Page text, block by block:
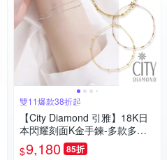
雙11爆款38折起
【City Diamond 引雅】18K日
本閃耀刻面K金手鍊-多款多色
任選(東京Yuki表參道系列)
$9,180 85折